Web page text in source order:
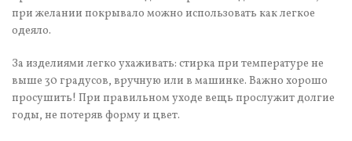
при желании покрывало можно использовать как легкое
одеяло.
За изделиями легко ухаживать: стирка при температуре не
выше 30 градусов, вручную или в машинке. Важно хорошо
просушить! При правильном уходе вещь прослужит долгие
годы, не потеряв форму и цвет.